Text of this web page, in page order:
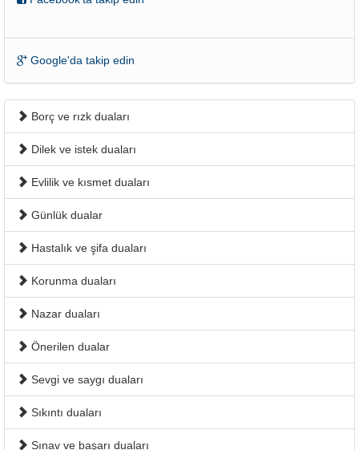
Google'da takip edin
Borç ve rızk duaları
Dilek ve istek duaları
Evlilik ve kısmet duaları
Günlük dualar
Hastalık ve şifa duaları
Korunma duaları
Nazar duaları
Önerilen dualar
Sevgi ve saygı duaları
Sıkıntı duaları
Sınav ve başarı duaları